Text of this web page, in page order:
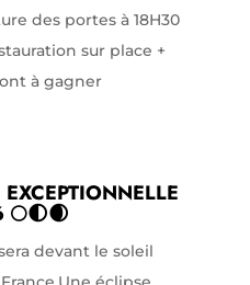
des portes à 18H30
sur place +
à gagner
🌕🌓🌒
devant le soleil